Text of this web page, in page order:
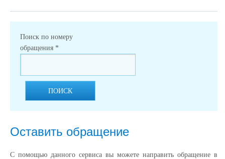
Поиск по номеру
обращения *
ПОИСК
Оставить обращение
С помощью данного сервиса вы можете направить обращение в